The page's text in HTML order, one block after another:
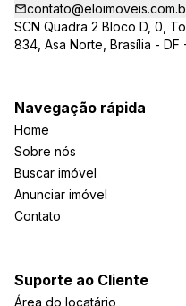
SCN Quadra 2 Bloco D, 0,
834, Asa Norte, Brasília -
Navegação rápida
Home
Sobre nós
Buscar imóvel
Anunciar imóvel
Contato
Suporte ao Cliente
Área do locatário